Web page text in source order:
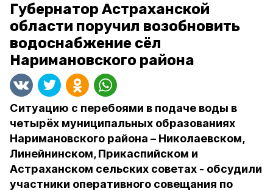
Губернатор Астраханской
области поручил возобновить
водоснабжение сёл
Наримановского района
Ситуацию с перебоями в подаче воды в
четырёх муниципальных образованиях
Наримановского района – Николаевском,
Линейнинском, Прикаспийском и
Астраханском сельских советах - обсудили
участники оперативного совещания по